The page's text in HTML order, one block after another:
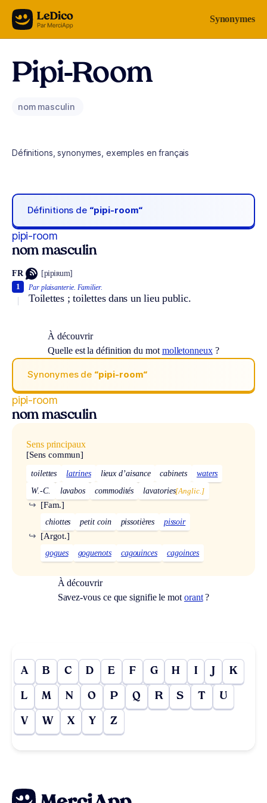
Aller au contenu Synonymes
Pipi-Room
nom masculin
Définitions, synonymes, exemples en français
Définitions de “pipi-room“
pipi-room
nom masculin
FR [pipiʀum]
Par plaisanterie. Familier.
Toilettes ; toilettes dans un lieu public.
1
À découvrir
Quelle est la définition du mot molletonneux?
Synonymes de “pipi-room“
pipi-room
nom masculin
Sens principaux
[Sens commun]
toilettes latrines lieux d’aisance cabinets
waters
W.-C.
lavabos commodités lavatories[Anglic.]
[Fam.]
↪
chiottes petit coin pissotières pissoir
[Argot.]
↪
gogues goguenots cagouinces cagoinces
À découvrir
Savez-vous ce que signifie le mot orant?
A B C D E F G H I J K
L M N O P Q R S T U
V W X Y Z